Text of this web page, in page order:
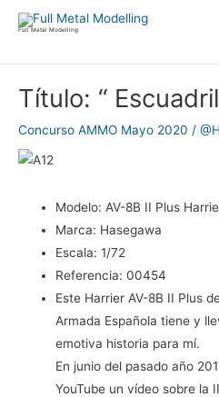
Full Metal Modelling
Título: “
Concurso AMMO Mayo 2020 /
Modelo: AV-8B II Plus
Marca: Hasegawa
Escala: 1/72
Referencia: 00454
Este Harrier AV-8B II Plus
Armada Española tiene y
emotiva historia para mí.
En junio del pasado año
YouTube un vídeo sobre la